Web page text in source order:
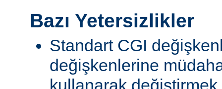
Bazı Yetersizlikler
Standart CGI
değişkenlerine
kullanarak